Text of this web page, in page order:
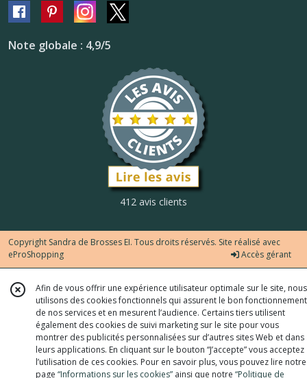
Note globale : 4,9/5
412 avis clients
Copyright Sandra de Brosses EI. Tous droits réservés. Site réalisé avec
eProShopping
Accès gérant
Afin de vous offrir une expérience utilisateur optimale sur le site, nous
utilisons des cookies fonctionnels qui assurent le bon fonctionnement
de nos services et en mesurent l’audience. Certains tiers utilisent
également des cookies de suivi marketing sur le site pour vous
montrer des publicités personnalisées sur d’autres sites Web et dans
leurs applications. En cliquant sur le bouton “J’accepte” vous acceptez
l’utilisation de ces cookies. Pour en savoir plus, vous pouvez lire notre
page “Informations sur les cookies” ainsi que notre “Politique de